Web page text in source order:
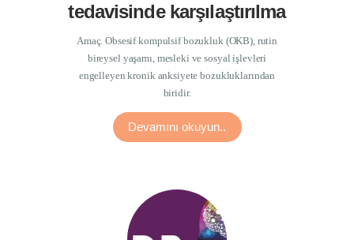
tedavisinde karşılaştırılma
Amaç. Obsesif kompulsif bozukluk (OKB), rutin
bireysel yaşamı, mesleki ve sosyal işlevleri
engelleyen kronik anksiyete bozukluklarından
biridir.
Devamını okuyun..